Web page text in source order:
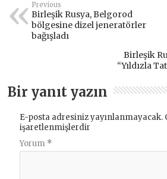
Previous
Birleşik Rusya, Belgorod
bölgesine dizel jeneratörler
bağışladı
Birleşik
“Yıldızla
Bir yanıt yazın
E-posta adresiniz yayınlanmayacak.
işaretlenmişlerdir
Yorum *